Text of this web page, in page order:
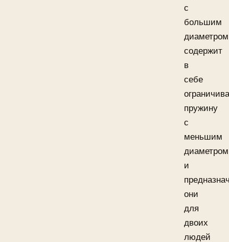
с
большим
диаметром
содержит
в
себе
пружину
с
меньшим
и
они
для
двоих
людей